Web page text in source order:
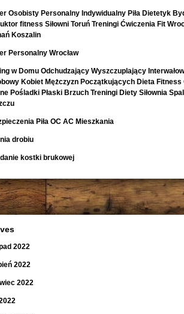
Osobisty Personalny Indywidualny Piła Dietetyk
fitness Siłowni Toruń Treningi Ćwiczenia Fit
Koszalin
Personalny Wrocław
w Domu Odchudzający Wyszczuplający
Kobiet Mężczyzn Początkujących Dieta Fitness
Pośladki Płaski Brzuch Treningi Diety Siłownia
Piła OC AC Mieszkania
drobiu
kostki brukowej
2022
2022
2022